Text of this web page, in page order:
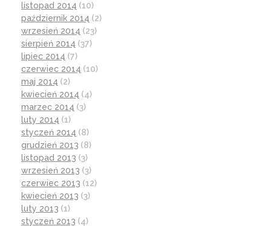
listopad 2014 (10)
październik 2014 (2)
wrzesień 2014 (23)
sierpień 2014 (37)
lipiec 2014 (7)
czerwiec 2014 (10)
maj 2014 (2)
kwiecień 2014 (4)
marzec 2014 (3)
luty 2014 (1)
styczeń 2014 (8)
grudzień 2013 (8)
listopad 2013 (3)
wrzesień 2013 (3)
czerwiec 2013 (12)
kwiecień 2013 (3)
luty 2013 (1)
styczeń 2013 (4)